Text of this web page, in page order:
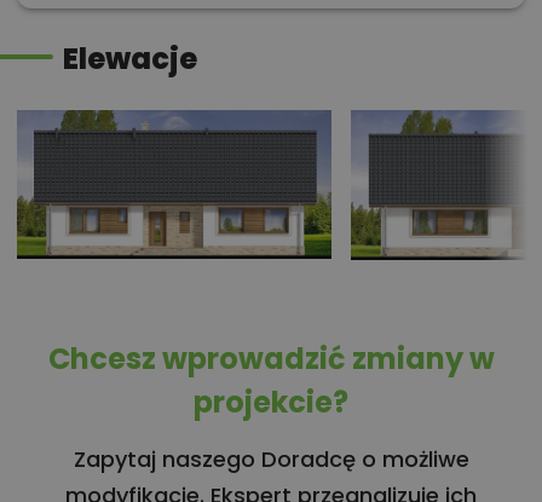
Elewacje
Chcesz wprowadzić zmiany w
projekcie?
Zapytaj naszego Doradcę o możliwe
modyfikacje. Ekspert przeanalizuje ich